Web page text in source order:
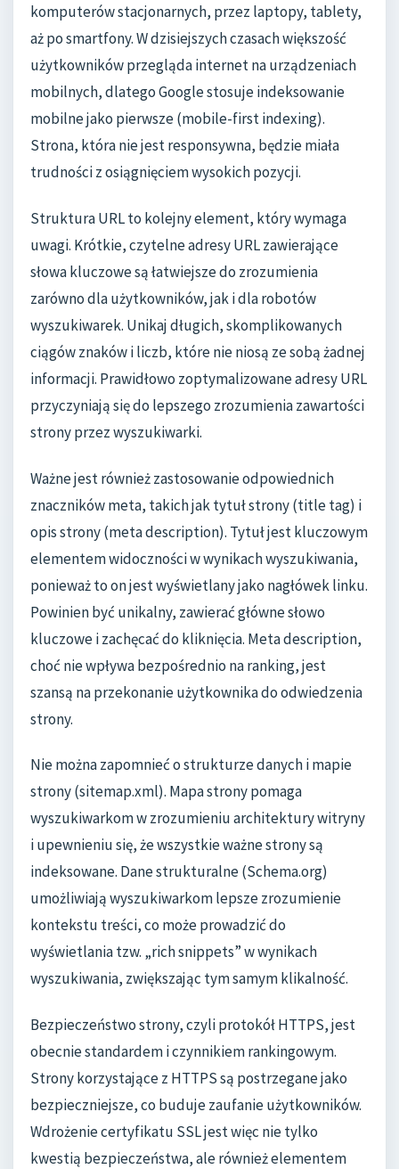
komputerów stacjonarnych, przez laptopy, tablety,
aż po smartfony. W dzisiejszych czasach większość
użytkowników przegląda internet na urządzeniach
mobilnych, dlatego Google stosuje indeksowanie
mobilne jako pierwsze (mobile-first indexing).
Strona, która nie jest responsywna, będzie miała
trudności z osiągnięciem wysokich pozycji.
Struktura URL to kolejny element, który wymaga
uwagi. Krótkie, czytelne adresy URL zawierające
słowa kluczowe są łatwiejsze do zrozumienia
zarówno dla użytkowników, jak i dla robotów
wyszukiwarek. Unikaj długich, skomplikowanych
ciągów znaków i liczb, które nie niosą ze sobą żadnej
informacji. Prawidłowo zoptymalizowane adresy URL
przyczyniają się do lepszego zrozumienia zawartości
strony przez wyszukiwarki.
Ważne jest również zastosowanie odpowiednich
znaczników meta, takich jak tytuł strony (title tag) i
opis strony (meta description). Tytuł jest kluczowym
elementem widoczności w wynikach wyszukiwania,
ponieważ to on jest wyświetlany jako nagłówek linku.
Powinien być unikalny, zawierać główne słowo
kluczowe i zachęcać do kliknięcia. Meta description,
choć nie wpływa bezpośrednio na ranking, jest
szansą na przekonanie użytkownika do odwiedzenia
strony.
Nie można zapomnieć o strukturze danych i mapie
strony (sitemap.xml). Mapa strony pomaga
wyszukiwarkom w zrozumieniu architektury witryny
i upewnieniu się, że wszystkie ważne strony są
indeksowane. Dane strukturalne (Schema.org)
umożliwiają wyszukiwarkom lepsze zrozumienie
kontekstu treści, co może prowadzić do
wyświetlania tzw. „rich snippets” w wynikach
wyszukiwania, zwiększając tym samym klikalność.
Bezpieczeństwo strony, czyli protokół HTTPS, jest
obecnie standardem i czynnikiem rankingowym.
Strony korzystające z HTTPS są postrzegane jako
bezpieczniejsze, co buduje zaufanie użytkowników.
Wdrożenie certyfikatu SSL jest więc nie tylko
kwestią bezpieczeństwa, ale również elementem